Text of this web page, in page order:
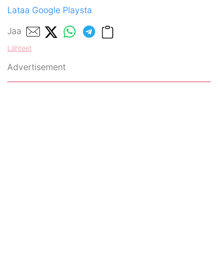
Lataa Google Playsta
Jaa
Lähteet
Advertisement